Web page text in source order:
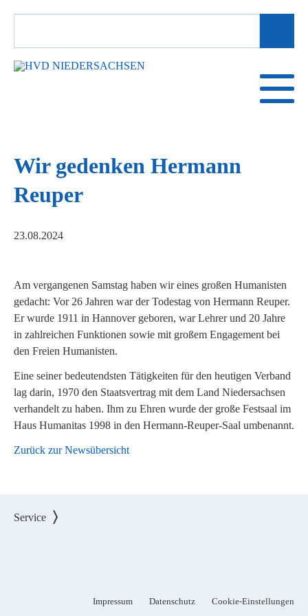
SUCHBEGRIFFE
Wir gedenken Hermann
Reuper
23.08.2024
Am vergangenen Samstag haben wir eines großen Humanisten
gedacht: Vor 26 Jahren war der Todestag von Hermann Reuper.
Er wurde 1911 in Hannover geboren, war Lehrer und 20 Jahre
in zahlreichen Funktionen sowie mit großem Engagement bei
den Freien Humanisten.
Eine seiner bedeutendsten Tätigkeiten für den heutigen Verband
lag darin, 1970 den Staatsvertrag mit dem Land Niedersachsen
verhandelt zu haben. Ihm zu Ehren wurde der große Festsaal im
Haus Humanitas 1998 in den Hermann-Reuper-Saal umbenannt.
Zurück zur Newsübersicht
Service
Impressum Datenschutz Cookie-Einstellungen